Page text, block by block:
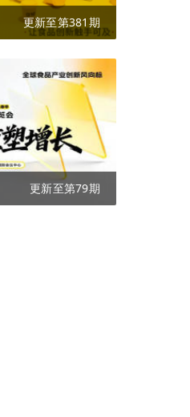
更新至第381期
更新至第79期